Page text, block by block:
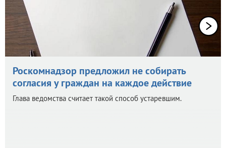
Роскомнадзор предложил не собирать
согласия у граждан на каждое действие
Глава ведомства считает такой способ устаревшим.